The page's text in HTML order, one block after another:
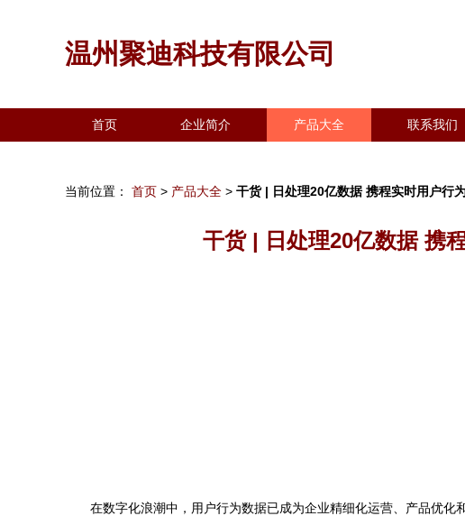
温州聚迪科技有限公司
首页 企业简介 产品大全 联系我们
当前位置： 首页 > 产品大全 > 干货 | 日处理20亿数据 携程实时用户行
干货 | 日处理20亿数据 携
在数字化浪潮中，用户行为数据已成为企业精细化运营、产品优